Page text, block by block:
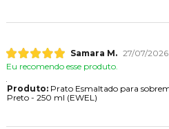
Samara M. 27/07/2026
Eu recomendo esse produto.
Produto:Prato Esmaltado para
Preto - 250 ml (EWEL)